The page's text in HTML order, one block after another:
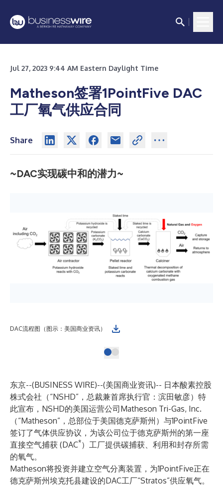
Jul 27, 2023 9:44 AM Eastern Daylight Time
Matheson签署1PointFive DAC
工厂氧气供应合同
Share
~DAC实现碳中和的潜力~
DAC流程图（图示：美国商业资讯）
东京--(BUSINESS WIRE)--(美国商业资讯)-- 日本酸素控股
株式会社（“NSHD”，总裁兼首席执行官：滨田敏彦）特
此宣布，NSHD的美国运营公司Matheson Tri-Gas, Inc.
（“Matheson”，总部位于美国德克萨斯州）与1PointFive
签订了气体供应协议，为该公司位于德克萨斯州的第一座
直接空气捕获 (DAC*）工厂提供碳捕获、利用和封存所需
的氧气。
Matheson将投资并建立空气分离装置，为1PointFive正在
德克萨斯州埃克托县建设的DAC工厂“Stratos”供应氧气。